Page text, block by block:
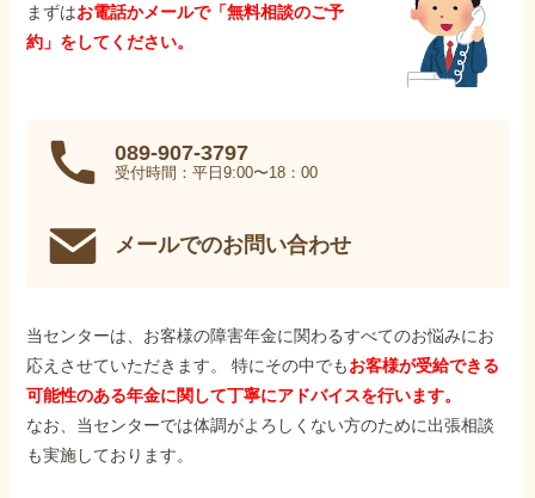
まずはお電話かメールで「無料相談のご予
約」をしてください。
089-907-3797
受付時間：平日9:00〜18：00
メールでのお問い合わせ
当センターは、お客様の障害年金に関わるすべてのお悩みにお
応えさせていただきます。 特にその中でもお客様が受給できる
可能性のある年金に関して丁寧にアドバイスを行います。
なお、当センターでは体調がよろしくない方のために出張相談
も実施しております。